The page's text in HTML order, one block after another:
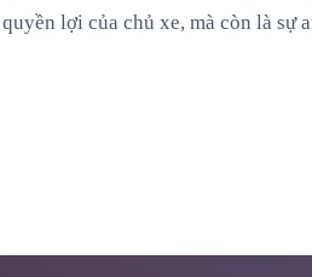
lợi của chủ xe, mà còn là sự